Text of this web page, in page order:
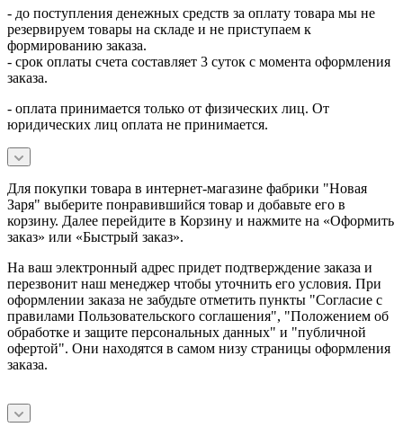
- до поступления денежных средств за оплату товара мы не
резервируем товары на складе и не приступаем к
формированию заказа.
- срок оплаты счета составляет 3 суток с момента оформления
заказа.
- оплата принимается только от физических лиц. От
юридических лиц оплата не принимается.
Для покупки товара в интернет-магазине фабрики "Новая
Заря" выберите понравившийся товар и добавьте его в
корзину. Далее перейдите в Корзину и нажмите на «Оформить
заказ» или «Быстрый заказ».
На ваш электронный адрес придет подтверждение заказа и
перезвонит наш менеджер чтобы уточнить его условия. При
оформлении заказа не забудьте отметить пункты "Согласие с
правилами Пользовательского соглашения", "Положением об
обработке и защите персональных данных" и "публичной
офертой". Они находятся в самом низу страницы оформления
заказа.